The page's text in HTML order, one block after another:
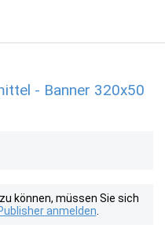
- Banner 320x50
können, müssen Sie sich
anmelden